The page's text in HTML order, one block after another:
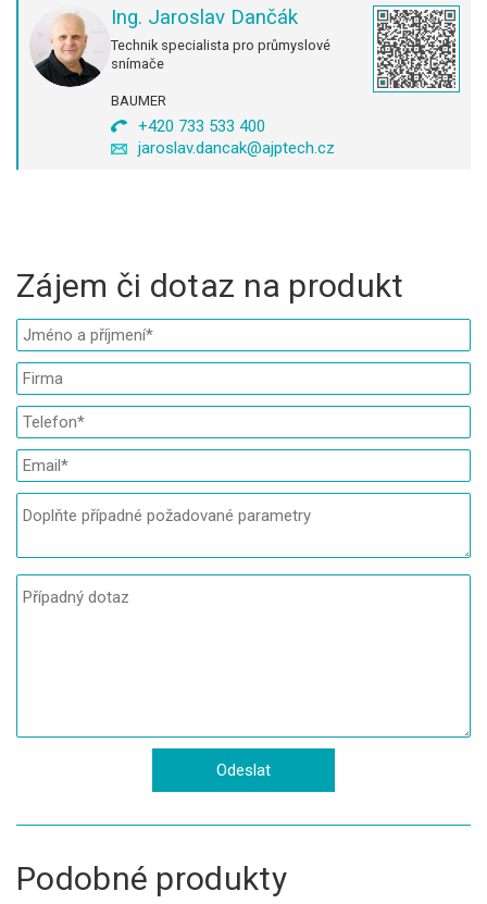
Ing. Jaroslav Dančák
Technik specialista pro průmyslové
snímače
BAUMER
+420 733 533 400
jaroslav.dancak@ajptech.cz
Zájem či dotaz na produkt
Podobné produkty